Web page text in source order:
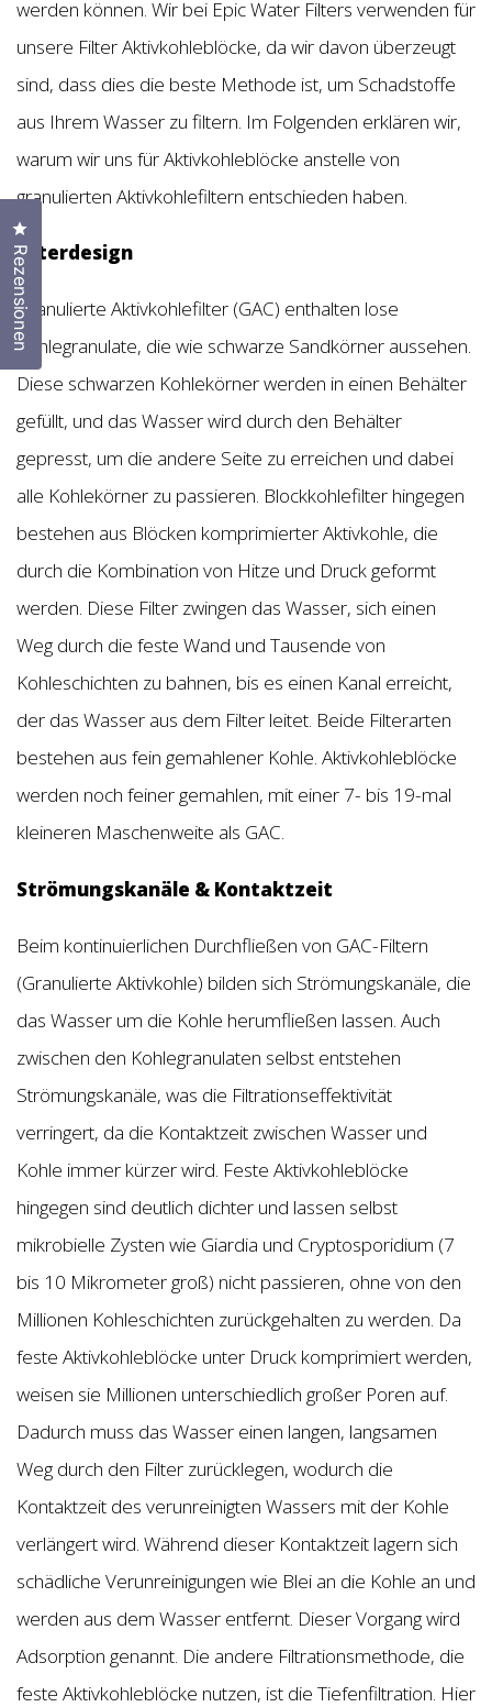
werden können. Wir bei Epic Water Filters verwenden für
unsere Filter Aktivkohleblöcke, da wir davon überzeugt
sind, dass dies die beste Methode ist, um Schadstoffe
aus Ihrem Wasser zu filtern. Im Folgenden erklären wir,
warum wir uns für Aktivkohleblöcke anstelle von
granulierten Aktivkohlefiltern entschieden haben.
Filterdesign
Granulierte Aktivkohlefilter (GAC) enthalten lose
Kohlegranulate, die wie schwarze Sandkörner aussehen.
Diese schwarzen Kohlekörner werden in einen Behälter
gefüllt, und das Wasser wird durch den Behälter
gepresst, um die andere Seite zu erreichen und dabei
alle Kohlekörner zu passieren. Blockkohlefilter hingegen
bestehen aus Blöcken komprimierter Aktivkohle, die
durch die Kombination von Hitze und Druck geformt
werden. Diese Filter zwingen das Wasser, sich einen
Weg durch die feste Wand und Tausende von
Kohleschichten zu bahnen, bis es einen Kanal erreicht,
der das Wasser aus dem Filter leitet. Beide Filterarten
bestehen aus fein gemahlener Kohle. Aktivkohleblöcke
werden noch feiner gemahlen, mit einer 7- bis 19-mal
kleineren Maschenweite als GAC.
Strömungskanäle & Kontaktzeit
Beim kontinuierlichen Durchfließen von GAC-Filtern
(Granulierte Aktivkohle) bilden sich Strömungskanäle, die
das Wasser um die Kohle herumfließen lassen. Auch
zwischen den Kohlegranulaten selbst entstehen
Strömungskanäle, was die Filtrationseffektivität
verringert, da die Kontaktzeit zwischen Wasser und
Kohle immer kürzer wird. Feste Aktivkohleblöcke
hingegen sind deutlich dichter und lassen selbst
mikrobielle Zysten wie Giardia und Cryptosporidium (7
bis 10 Mikrometer groß) nicht passieren, ohne von den
Millionen Kohleschichten zurückgehalten zu werden. Da
feste Aktivkohleblöcke unter Druck komprimiert werden,
weisen sie Millionen unterschiedlich großer Poren auf.
Dadurch muss das Wasser einen langen, langsamen
Weg durch den Filter zurücklegen, wodurch die
Kontaktzeit des verunreinigten Wassers mit der Kohle
verlängert wird. Während dieser Kontaktzeit lagern sich
schädliche Verunreinigungen wie Blei an die Kohle an und
werden aus dem Wasser entfernt. Dieser Vorgang wird
Adsorption genannt. Die andere Filtrationsmethode, die
feste Aktivkohleblöcke nutzen, ist die Tiefenfiltration. Hier
Rezensionen
Klicken Sie, um den Bewertungsdialog zu öffnen